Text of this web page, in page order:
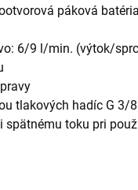
páková
6/9 l/min. (výtok/
tlakových hadíc G 3/8
spätnému toku pri